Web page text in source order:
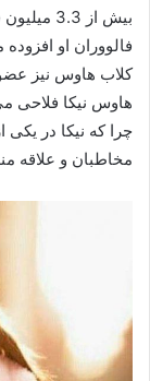
بیش از
فالووران او
کلاب هاوس نیز
هاوس نیکا فلاحی
چرا که نیکا در
مخاطبان و علاقه